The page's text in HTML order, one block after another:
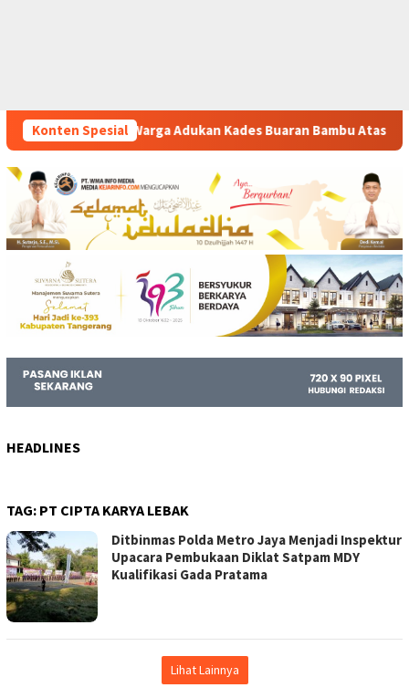
Konten Spesial
Kades Buaran Bambu Atas Dugaan Pungutan Liar
HEADLINES
TAG: PT CIPTA KARYA LEBAK
Ditbinmas Polda Metro Jaya Menjadi Inspektur
Upacara Pembukaan Diklat Satpam MDY
Kualifikasi Gada Pratama
Lihat Lainnya